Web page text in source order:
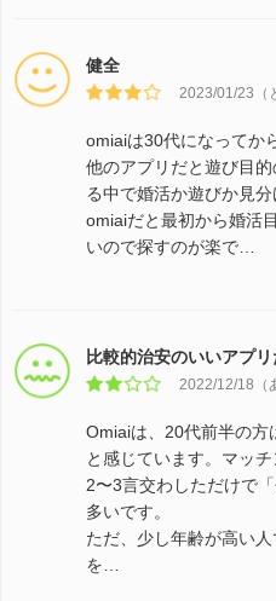
健全
2023/01/23（
omiaiは30代になってか
他のアプリだと遊び目
る中で婚活か遊びか見分
omiaiだと最初から婚活
いので探すのが楽で…
比較的治安のいいアプリ
2022/12/18（
Omiaiは、20代前半の方
と感じています。マッ
2〜3言交わしただけで
多いです。
ただ、少し年齢が高い
を…